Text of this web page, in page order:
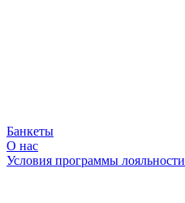
Банкеты
О нас
Условия программы лояльности